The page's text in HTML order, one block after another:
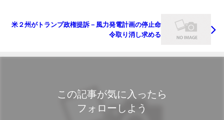
米２州がトランプ政権提訴－風力発電計画の停止命
令取り消し求める
この記事が気に入ったら
フォローしよう